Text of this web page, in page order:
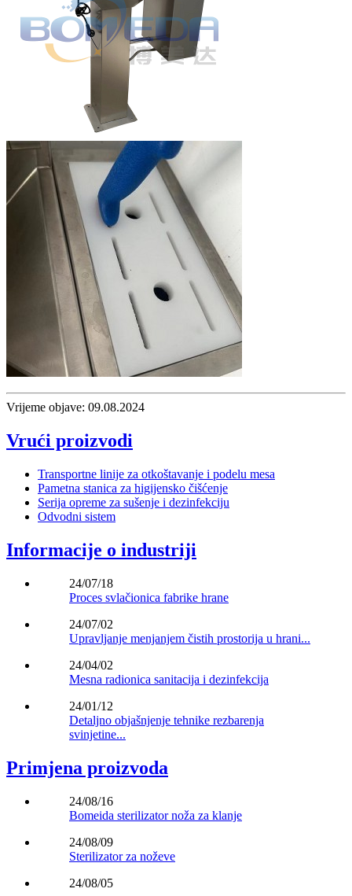
Vrijeme objave: 09.08.2024
Vrući proizvodi
Transportne linije za otkoštavanje i podelu mesa
Pametna stanica za higijensko čišćenje
Serija opreme za sušenje i dezinfekciju
Odvodni sistem
Informacije o industriji
24/07/18
Proces svlačionica fabrike hrane
24/07/02
Upravljanje menjanjem čistih prostorija u hrani...
24/04/02
Mesna radionica sanitacija i dezinfekcija
24/01/12
Detaljno objašnjenje tehnike rezbarenja
svinjetine...
Primjena proizvoda
24/08/16
Bomeida sterilizator noža za klanje
24/08/09
Sterilizator za noževe
24/08/05